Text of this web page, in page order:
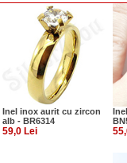
Inel inox aurit cu zircon
alb - BR6314
59,0 Lei